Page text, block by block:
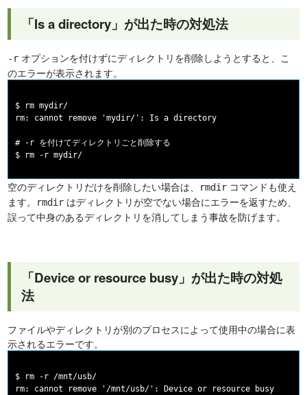
「Is a directory」が出た時の対処法
-r オプションを付けずにディレクトリを削除しようとすると、こ
のエラーが表示されます。
$ rm mydir/
rm: cannot remove 'mydir/': Is a directory
# -r を付けてディレクトリごと削除する
空のディレクトリだけを削除したい場合は、 rmdir コマンドも使え
ます。
rmdir はディレクトリが空でない場合にエラーを返すため、
誤って中身のあるディレクトリを消してしまう事故を防げます。
「Device or resource busy」が出た時の対処
法
ファイルやディレクトリが別のプロセスによって使用中の場合に表
示されるエラーです。
$ rm -r /mnt/usb/